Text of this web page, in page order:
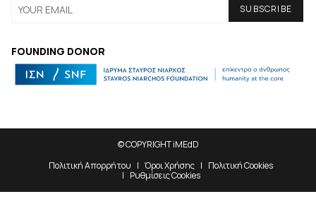
FOUNDING DONOR
© COPYRIGHT iMEdD
Πολιτική Απορρήτου
Όροι Χρήσης
Πολιτική Cookies
Ρυθμίσεις Cookies